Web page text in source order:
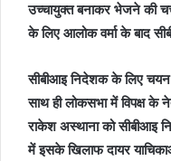
उच्चायुक्त बनाकर भेजने की
के लिए आलोक वर्मा के बाद
सीबीआइ निदेशक के लिए चयन
साथ ही लोकसभा में विपक्ष के
राकेश अस्थाना को सीबीआइ
में इसके खिलाफ दायर